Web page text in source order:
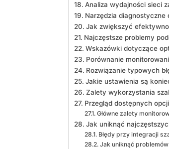
Analiza wydajności sieci
Narzędzia⁢
Jak zwiększyć
Najczęstsze problemy
Wskazówki dotyczące
Porównanie
Rozwiązanie typowych‍
Jakie ustawienia są
Zalety wykorzystania
Przegląd dostępnych
Główne zalety
Jak uniknąć
Błędy przy integracji
Jak uniknąć